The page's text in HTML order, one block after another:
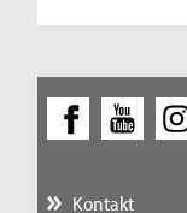
Kontakt